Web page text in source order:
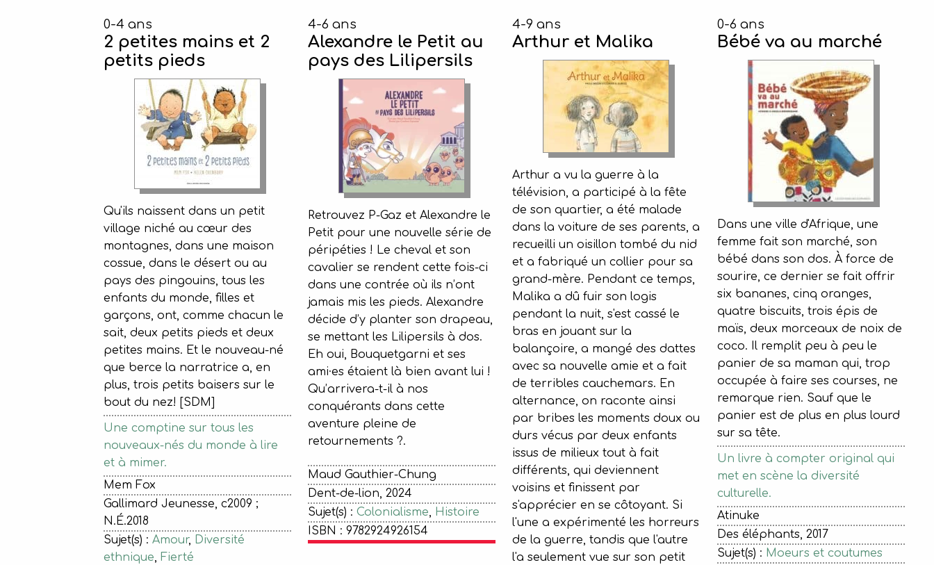
0-4 ans
2 petites mains et 2
petits pieds
Qu'ils naissent dans un petit
village niché au cœur des
montagnes, dans une maison
cossue, dans le désert ou au
pays des pingouins, tous les
enfants du monde, filles et
garçons, ont, comme chacun le
sait, deux petits pieds et deux
petites mains. Et le nouveau-né
que berce la narratrice a, en
plus, trois petits baisers sur le
bout du nez! [SDM]
Une comptine sur tous les
nouveaux-nés du monde à lire
et à mimer.
Mem Fox
Gallimard Jeunesse, c2009 ;
N.É.2018
Sujet(s) : Amour, Diversité
ethnique, Fierté
4-6 ans
Alexandre le Petit au
pays des Lilipersils
Retrouvez P-Gaz et Alexandre le
Petit pour une nouvelle série de
péripéties ! Le cheval et son
cavalier se rendent cette fois-ci
dans une contrée où ils n’ont
jamais mis les pieds. Alexandre
décide d’y planter son drapeau,
se mettant les Lilipersils à dos.
Eh oui, Bouquetgarni et ses
ami·es étaient là bien avant lui !
Qu’arrivera-t-il à nos
conquérants dans cette
aventure pleine de
retournements ?.
Maud Gauthier-Chung
Dent-de-lion, 2024
Sujet(s) : Colonialisme, Histoire
ISBN : 9782924926154
4-9 ans
Arthur et Malika
Arthur a vu la guerre à la
télévision, a participé à la fête
de son quartier, a été malade
dans la voiture de ses parents, a
recueilli un oisillon tombé du nid
et a fabriqué un collier pour sa
grand-mère. Pendant ce temps,
Malika a dû fuir son logis
pendant la nuit, s'est cassé le
bras en jouant sur la
balançoire, a mangé des dattes
avec sa nouvelle amie et a fait
de terribles cauchemars. En
alternance, on raconte ainsi
par bribes les moments doux ou
durs vécus par deux enfants
issus de milieux tout à fait
différents, qui deviennent
voisins et finissent par
s'apprécier en se côtoyant. Si
l'une a expérimenté les horreurs
de la guerre, tandis que l'autre
l'a seulement vue sur son petit
0-6 ans
Bébé va au marché
Dans une ville d'Afrique, une
femme fait son marché, son
bébé dans son dos. À force de
sourire, ce dernier se fait offrir
six bananes, cinq oranges,
quatre biscuits, trois épis de
maïs, deux morceaux de noix de
coco. Il remplit peu à peu le
panier de sa maman qui, trop
occupée à faire ses courses, ne
remarque rien. Sauf que le
panier est de plus en plus lourd
sur sa tête.
Un livre à compter original qui
met en scène la diversité
culturelle.
Atinuke
Des éléphants, 2017
Sujet(s) : Moeurs et coutumes